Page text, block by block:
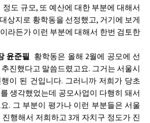
정도 규모, 또 예산에 대한 부분에 대해서
상지로 황학동을 선정했고, 거기에 보게
라든가 이런 부분에 대해서 한번 검토한
윤준필 황학동은 올해 2월에 공모에 선
진했다고 말씀드렸고요. 그거는 서울시
이 된 건입니다. 그러니까 저희가 당초
생각했었는데 공모사업이 다행히 돼서
. 그 부분이 평가나 이런 부분들은 서울
행해서 저희하고 3개 자치구 정도가 진